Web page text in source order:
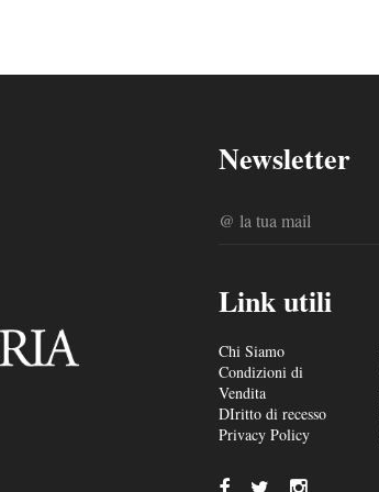
Newsletter
Link utili
Chi Siamo
Condizioni di
Vendita
DIritto di recesso
Privacy Policy